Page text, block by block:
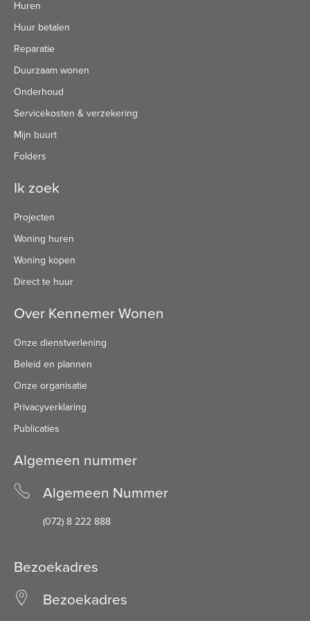
Huren
Huur betalen
Reparatie
Duurzaam wonen
Onderhoud
Servicekosten & verzekering
Mijn buurt
Folders
Ik zoek
Projecten
Woning huren
Woning kopen
Direct te huur
Over Kennemer Wonen
Onze dienstverlening
Beleid en plannen
Onze organisatie
Privacyverklaring
Publicaties
Algemeen nummer
Algemeen Nummer
(072) 8 222 888
Bezoekadres
Bezoekadres